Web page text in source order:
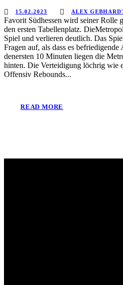
15.02.2023 ALEX
Favorit Südhessen wird seiner Rolle
den ersten Tabellenplatz.
Spiel und verlieren deutlich. Das
Fragen auf, als dass es
denersten 10 Minuten liegen die
hinten. Die Verteidigung löchrig wie
Offensiv Rebounds...
READ MORE